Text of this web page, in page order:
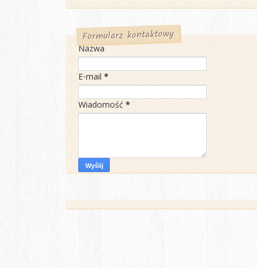
Formularz kontaktowy
Nazwa
E-mail*
Wiadomość*